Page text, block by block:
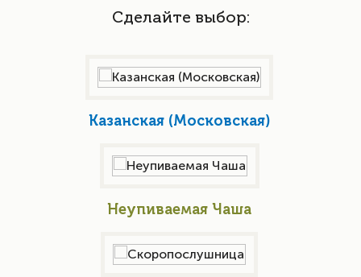
Сделайте выбор:
Казанская (Московская)
Неупиваемая Чаша